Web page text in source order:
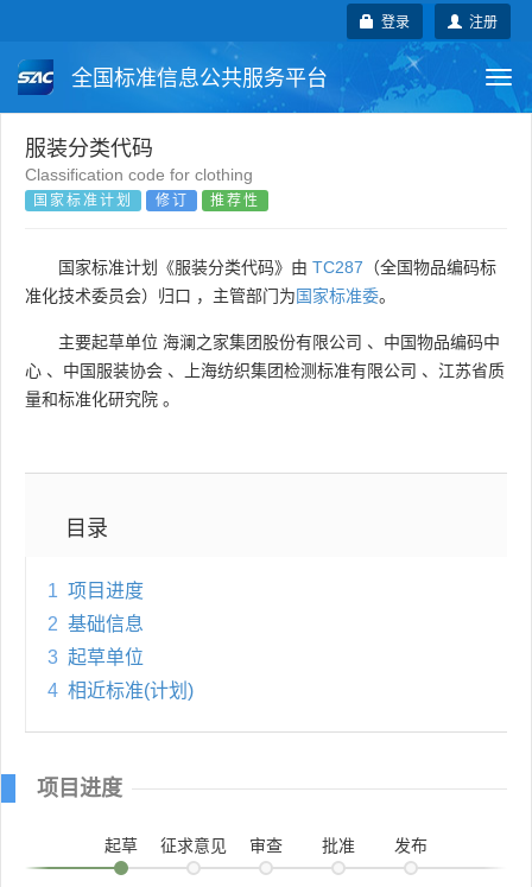
注册
登录
全国标准信息公共服务平台
国家标准
团体标准 企业标准
国外标准 技术委员会
服装分类代码
Classification code for clothing
国家标准计划 修订 推荐性
国家标准计划《服装分类代码》由 TC287 （全国物品编码标
准化技术委员会）归口 ，主管部门为国家标准委。
主要起草单位 海澜之家集团股份有限公司 、 中国物品编码中
心 、 中国服装协会 、 上海纺织集团检测标准有限公司 、 江苏省质
量和标准化研究院 。
目录
1 项目进度
2 基础信息
3 起草单位
4 相近标准(计划)
项目进度
起草 征求意见 审查 批准 发布